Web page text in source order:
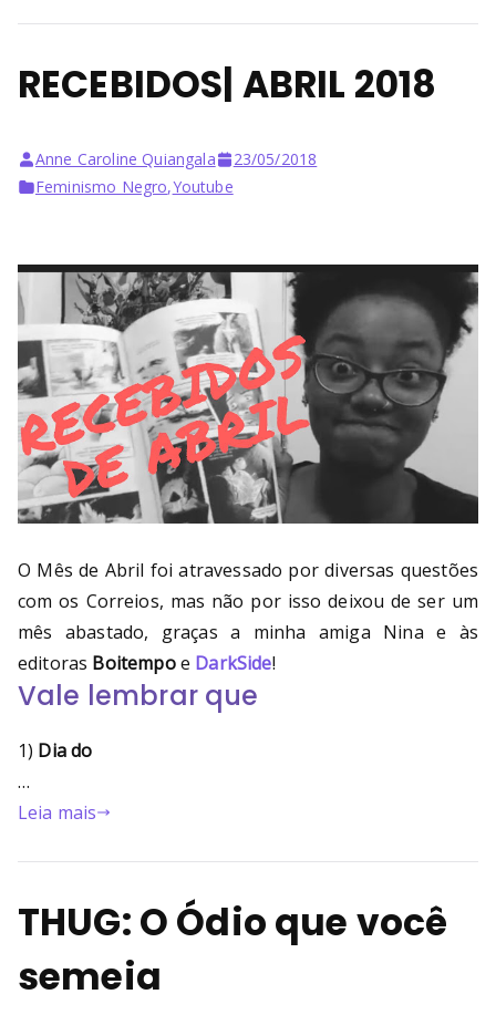
RECEBIDOS| ABRIL 2018
Anne Caroline Quiangala
23/05/2018
Feminismo Negro,Youtube
O Mês de Abril foi atravessado por diversas questões
com os Correios, mas não por isso deixou de ser um
mês abastado, graças a minha amiga Nina e às
editoras Boitempoe DarkSide!
Vale lembrar que
1) Dia do
…
Leia mais
THUG: O Ódio que você
semeia